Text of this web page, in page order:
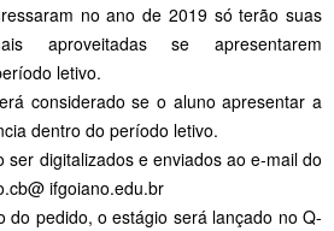
no ano de 2019 só terão suas
aproveitadas se apresentarem
letivo.
considerado se o aluno apresentar a
dentro do período letivo.
ser digitalizados e enviados ao e-mail do
ifgoiano.edu.br
do pedido, o estágio será lançado no Q-